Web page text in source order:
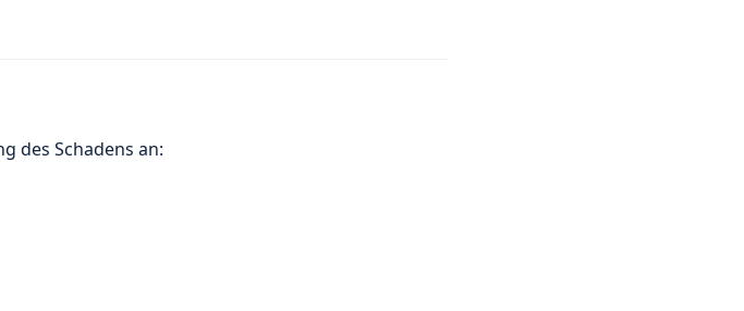
des Schadens an: